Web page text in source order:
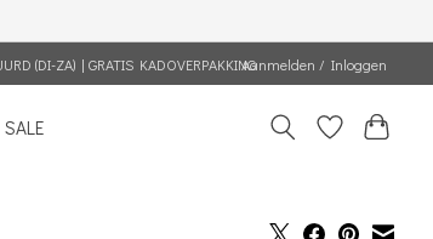
(DI-ZA) | GRATIS KADOVERPAKKINGAanmelden / Inloggen
SALE